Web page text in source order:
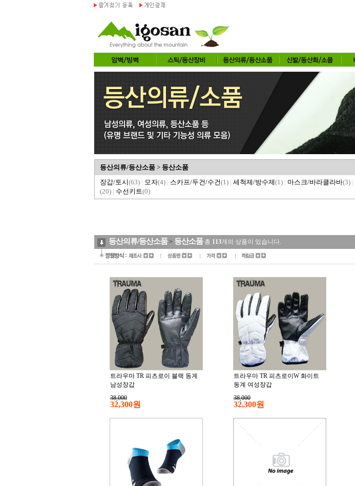
등산의류/등산소품 > 등산소품
장갑/토시(63) | 모자(4) | 스카프/두건/수건(1) | 세척제/방수제(1) | 마스크/바라클라바(3) |
(20) | 수선키트(0)
등산의류/등산소품> 등산소품 총 113개의 상품이 있습니다.
트라우마 TR 피츠로이 블랙 동계
남성장갑
38,000
32,300원
트라우마 TR 피츠로이W 화이트
동계 여성장갑
38,000
32,300원